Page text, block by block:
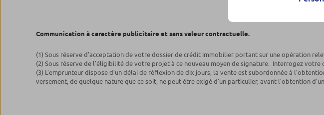
Communication à caractère publicitaire et sans valeur contractuelle.
(1) Sous réserve d’acceptation de votre dossier de crédit immobilier portant sur une opération
(2) Sous réserve de l’éligibilité de votre projet à ce nouveau moyen de signature. Interrogez votre
(3) L’emprunteur dispose d’un délai de réflexion de dix jours, la vente est subordonnée à
versement, de quelque nature que ce soit, ne peut être exigé d’un particulier, avant l’obtention